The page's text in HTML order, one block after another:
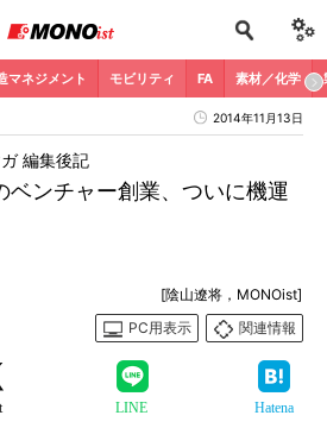
マネジメント モビリティ FA 素材／化学
2014年11月13日
ベンチャー創業、ついに機運
編集後記
[陰山遼将，MONOist]
PC用表示
関連情報
LINE Hatena